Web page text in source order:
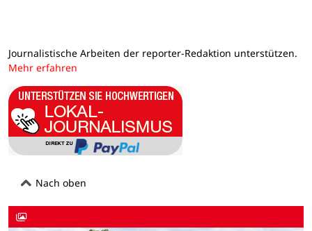
Journalistische Arbeiten der reporter-Redaktion unterstützen.
Mehr erfahren
Nach oben